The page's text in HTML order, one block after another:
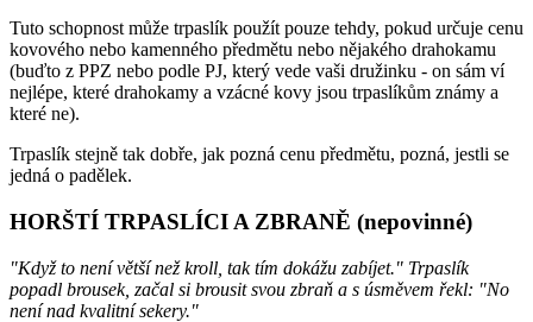
Tuto schopnost může trpaslík použít pouze tehdy, pokud určuje cenu
kovového nebo kamenného předmětu nebo nějakého drahokamu
(buďto z PPZ nebo podle PJ, který vede vaši družinku - on sám ví
nejlépe, které drahokamy a vzácné kovy jsou trpaslíkům známy a
které ne).
Trpaslík stejně tak dobře, jak pozná cenu předmětu, pozná, jestli se
jedná o padělek.
HORŠTÍ TRPASLÍCI A ZBRANĚ (nepovinné)
"Když to není větší než kroll, tak tím dokážu zabíjet." Trpaslík
popadl brousek, začal si brousit svou zbraň a s úsměvem řekl: "No
není nad kvalitní sekery."